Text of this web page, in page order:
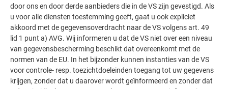
TERUG NAAR DE RENOVATIEGALERIJ
door ons en door derde aanbieders die in de VS zijn gevestigd. Als
u voor alle diensten toestemming geeft, gaat u ook expliciet
akkoord met de gegevensoverdracht naar de VS volgens art. 49
lid 1 punt a) AVG. Wij informeren u dat de VS niet over een niveau
van gegevensbescherming beschikt dat overeenkomt met de
normen van de EU. In het bijzonder kunnen instanties van de VS
voor controle- resp. toezichtdoeleinden toegang tot uw gegevens
krijgen, zonder dat u daarover wordt geïnformeerd en zonder dat